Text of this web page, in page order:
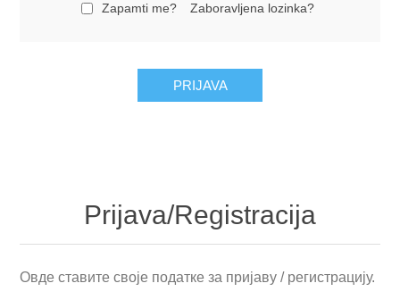
Zapamti me? Zaboravljena lozinka?
Prijava/Registracija
Овде ставите своје податке за пријаву / регистрацију.